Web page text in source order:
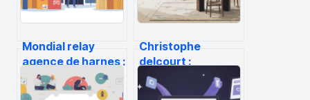
Mondial relay
agence de harnes :
horaires, accès et
services utiles
Christophe
delcourt :
parcours, style et
pièces iconiques